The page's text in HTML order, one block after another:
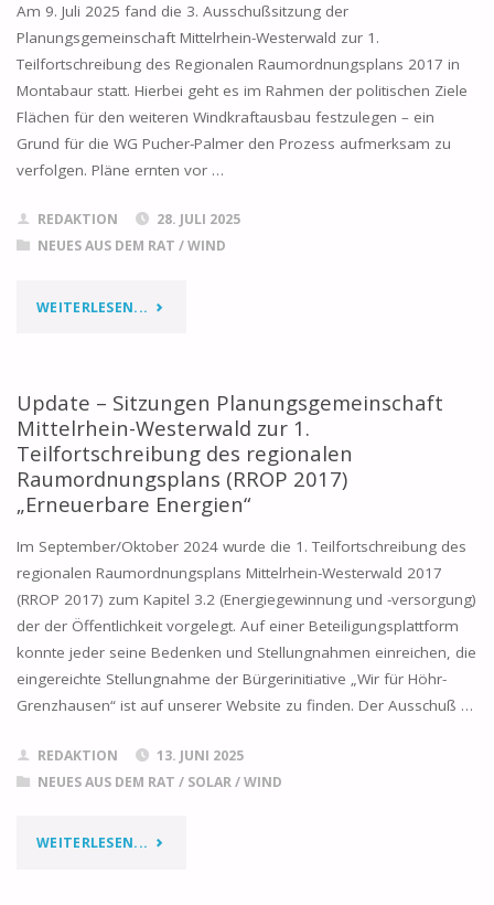
Am 9. Juli 2025 fand die 3. Ausschußsitzung der
Planungsgemeinschaft Mittelrhein-Westerwald zur 1.
Teilfortschreibung des Regionalen Raumordnungsplans 2017 in
Montabaur statt. Hierbei geht es im Rahmen der politischen Ziele
Flächen für den weiteren Windkraftausbau festzulegen – ein
Grund für die WG Pucher-Palmer den Prozess aufmerksam zu
verfolgen. Pläne ernten vor …
REDAKTION
28. JULI 2025
NEUES AUS DEM RAT /WIND
WEITERLESEN... "BESUCH
SITZUNG
DER
MITTELRHEIN-
WESTERWALD
ZUR
1.TEILFORTSCHREIBUNG
DES
RROP
2017,
Update – Sitzungen Planungsgemeinschaft
Mittelrhein-Westerwald zur 1.
Teilfortschreibung des regionalen
Raumordnungsplans (RROP 2017)
„Erneuerbare Energien“
Im September/Oktober 2024 wurde die 1. Teilfortschreibung des
regionalen Raumordnungsplans Mittelrhein-Westerwald 2017
(RROP 2017) zum Kapitel 3.2 (Energiegewinnung und -versorgung)
der der Öffentlichkeit vorgelegt. Auf einer Beteiligungsplattform
konnte jeder seine Bedenken und Stellungnahmen einreichen, die
eingereichte Stellungnahme der Bürgerinitiative „Wir für Höhr-
Grenzhausen“ ist auf unserer Website zu finden. Der Ausschuß …
REDAKTION
13. JUNI 2025
NEUES AUS DEM RAT / SOLAR/WIND
WEITERLESEN... "UPDATE